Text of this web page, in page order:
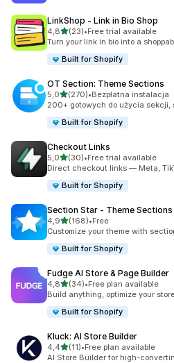
LinkShop ‑ Link in Bio Shop
4,8na 5 gwiazdek
(23)
Łączna liczba recenzji: 23
•Free trial available
Turn your link in bio into a
Built for Shopify
OT Section: Theme Sections
5,0na 5 gwiazdek
(270)
Łączna liczba recenzji: 270
•Bezpłatna instalacja
200+ gotowych do użycia sekcji,
Built for Shopify
Checkout Links
5,0na 5 gwiazdek
(30)
Łączna liczba recenzji: 30
•Free trial available
Direct checkout links — Meta,
Built for Shopify
Section Star ‑ Theme Sections
4,9na 5 gwiazdek
(168)
Łączna liczba recenzji: 168
•Free
Customize your theme with
Built for Shopify
Fudge AI Store & Page Builder
4,8na 5 gwiazdek
(34)
Łączna liczba recenzji: 34
•Free plan available
Build anything, optimize your
Built for Shopify
Kluck: AI Store Builder
4,4na 5 gwiazdek
(11)
Łączna liczba recenzji: 11
•Free plan available
AI Store Builder for high-